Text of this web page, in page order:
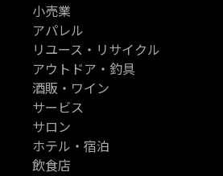
小売業
アパレル
リユース・リサイクル
アウトドア・釣具
酒販・ワイン
サービス
サロン
ホテル・宿泊
飲食店